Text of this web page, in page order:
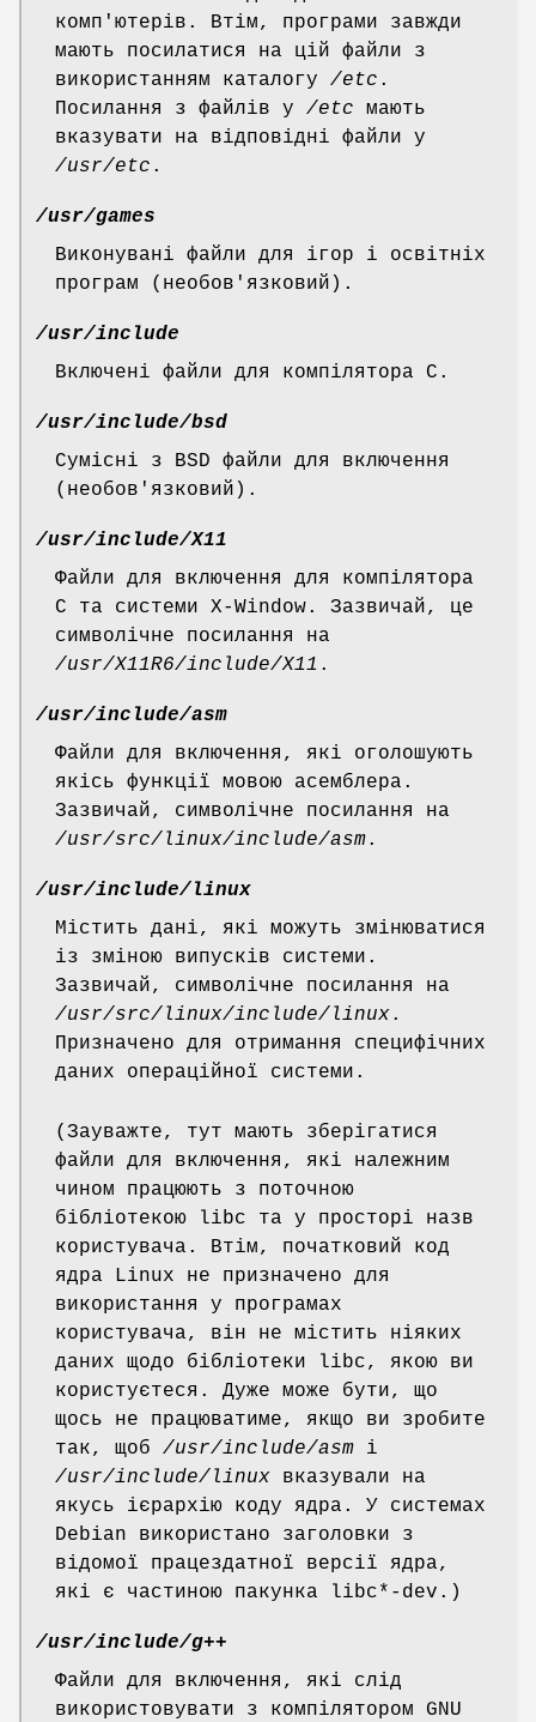
комп'ютерів. Втім, програми завжди
мають посилатися на цій файли з
використанням каталогу /etc .
Посилання з файлів у /etc мають
вказувати на відповідні файли у
/usr/etc .
/usr/games
Виконувані файли для ігор і освітніх
програм (необов'язковий).
/usr/include
Включені файли для компілятора C.
/usr/include/bsd
Сумісні з BSD файли для включення
(необов'язковий).
/usr/include/X11
Файли для включення для компілятора
C та системи X-Window. Зазвичай, це
символічне посилання на
/usr/X11R6/include/X11 .
/usr/include/asm
Файли для включення, які оголошують
якісь функції мовою асемблера.
Зазвичай, символічне посилання на
/usr/src/linux/include/asm.
/usr/include/linux
Містить дані, які можуть змінюватися
із зміною випусків системи.
Зазвичай, символічне посилання на
/usr/src/linux/include/linux.
Призначено для отримання специфічних
даних операційної системи.
(Зауважте, тут мають зберігатися
файли для включення, які належним
чином працюють з поточною
бібліотекою libc та у просторі назв
користувача. Втім, початковий код
ядра Linux не призначено для
використання у програмах
користувача, він не містить ніяких
даних щодо бібліотеки libc, якою ви
користуєтеся. Дуже може бути, що
щось не працюватиме, якщо ви зробите
так, щоб /usr/include/asm і
/usr/include/linux вказували на
якусь ієрархію коду ядра. У системах
Debian використано заголовки з
відомої працездатної версії ядра,
які є частиною пакунка libc*-dev.)
/usr/include/g++
Файли для включення, які слід
використовувати з компілятором GNU